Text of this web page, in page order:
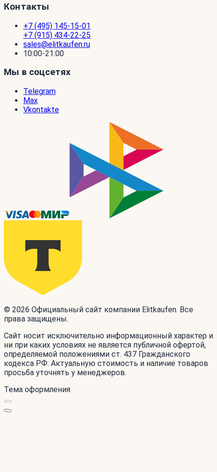
Контакты
+7 (495) 145-15-01
+7 (915) 434-22-25
sales@elitkaufen.ru
10:00-21:00
Мы в соцсетях
Telegram
Max
Vkontakte
© 2026 Официальный сайт компании Elitkaufen. Все
права защищены.
Сайт носит исключительно информационный характер и
ни при каких условиях не является публичной офертой,
определяемой положениями ст. 437 Гражданского
кодекса РФ. Актуальную стоимость и наличие товаров
просьба уточнять у менеджеров.
Тема оформления